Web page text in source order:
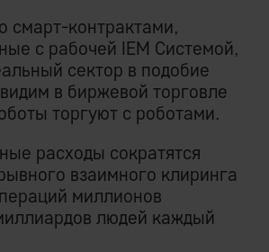
смарт-контрактами,
с рабочей IEM Системой,
сектор в подобие
в биржевой торговле
торгуют с роботами.
расходы сократятся
взаимного клиринга
миллионов
людей каждый